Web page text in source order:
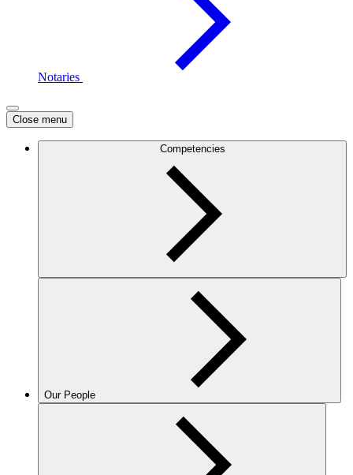
Notaries
Close menu
Competencies
Our People